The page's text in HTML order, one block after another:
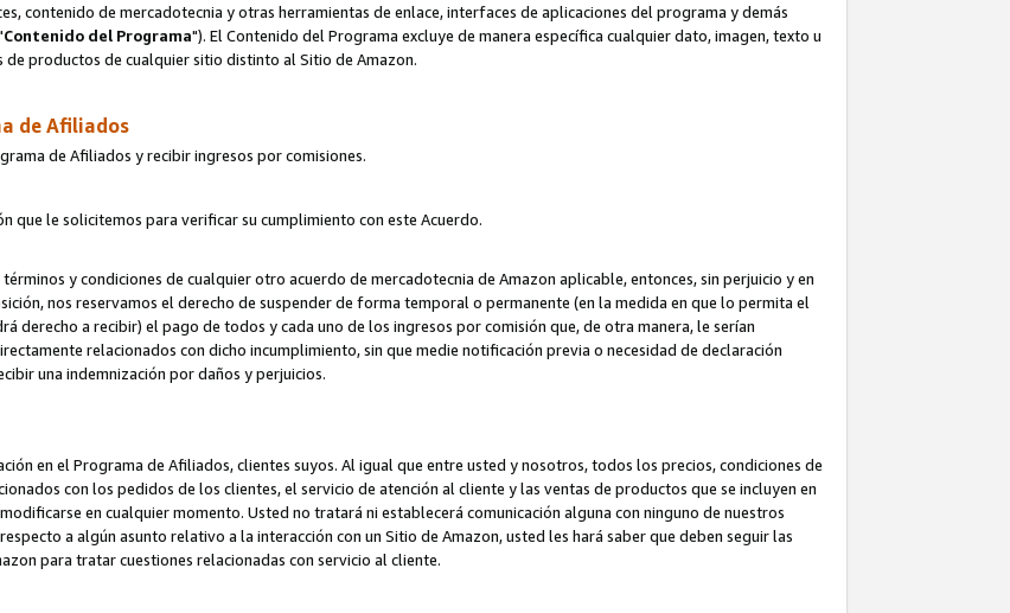
contenido de mercadotecnia y otras herramientas de enlace, interfaces de aplicaciones del programa y demás
Contenido del Programa"). El Contenido del Programa excluye de manera específica cualquier dato, imagen, texto u
productos de cualquier sitio distinto al Sitio de Amazon.
de Afiliados
de Afiliados y recibir ingresos por comisiones.
que le solicitemos para verificar su cumplimiento con este Acuerdo.
y condiciones de cualquier otro acuerdo de mercadotecnia de Amazon aplicable, entonces, sin perjuicio y en
nos reservamos el derecho de suspender de forma temporal o permanente (en la medida en que lo permita el
derecho a recibir) el pago de todos y cada uno de los ingresos por comisión que, de otra manera, le serían
relacionados con dicho incumplimiento, sin que medie notificación previa o necesidad de declaración
una indemnización por daños y perjuicios.
en el Programa de Afiliados, clientes suyos. Al igual que entre usted y nosotros, todos los precios, condiciones de
con los pedidos de los clientes, el servicio de atención al cliente y las ventas de productos que se incluyen en
en cualquier momento. Usted no tratará ni establecerá comunicación alguna con ninguno de nuestros
a algún asunto relativo a la interacción con un Sitio de Amazon, usted les hará saber que deben seguir las
para tratar cuestiones relacionadas con servicio al cliente.